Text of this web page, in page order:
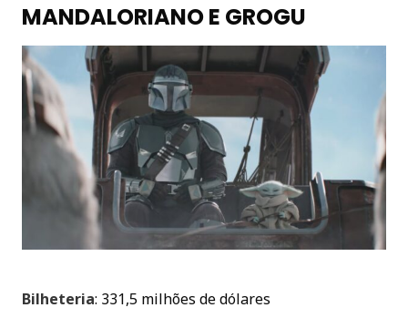
MANDALORIANO E GROGU
Bilheteria: 331,5 milhões de dólares